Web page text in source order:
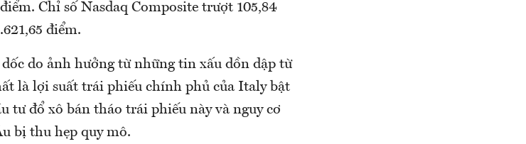
Chỉ số Nasdaq Composite trượt 105,84
điểm.
do ảnh hưởng từ những tin xấu dồn dập từ
là lợi suất trái phiếu chính phủ của Italy bật
tư đổ xô bán tháo trái phiếu này và nguy cơ
bị thu hẹp quy mô.